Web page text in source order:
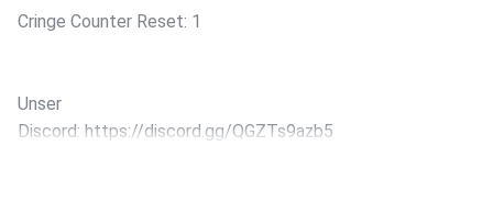
Cringe Counter Reset: 1
Unser
Discord: ⁠⁠⁠⁠⁠⁠⁠⁠⁠⁠⁠⁠⁠⁠⁠⁠⁠⁠⁠⁠⁠⁠⁠⁠⁠⁠⁠⁠⁠⁠⁠⁠⁠⁠⁠⁠⁠⁠⁠⁠⁠⁠⁠⁠⁠⁠⁠⁠⁠⁠⁠⁠⁠⁠⁠⁠⁠⁠⁠⁠⁠⁠⁠⁠⁠⁠https://discord.gg/QGZTs9azb5⁠⁠⁠⁠⁠⁠⁠⁠⁠⁠⁠⁠⁠⁠⁠⁠⁠⁠⁠